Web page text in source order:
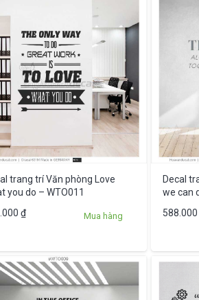
trang trí Văn phòng Love
you do – WTO011
₫ Mua hàng
Decal
we can
588.000